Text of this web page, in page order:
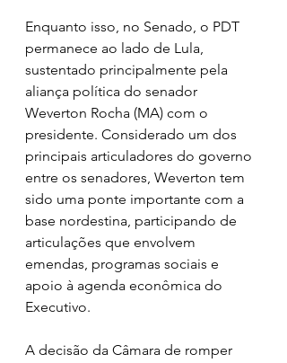
Enquanto isso, no Senado, o PDT
permanece ao lado de Lula,
sustentado principalmente pela
aliança política do senador
Weverton Rocha (MA) com o
presidente. Considerado um dos
principais articuladores do governo
entre os senadores, Weverton tem
sido uma ponte importante com a
base nordestina, participando de
articulações que envolvem
emendas, programas sociais e
apoio à agenda econômica do
Executivo.
A decisão da Câmara de romper